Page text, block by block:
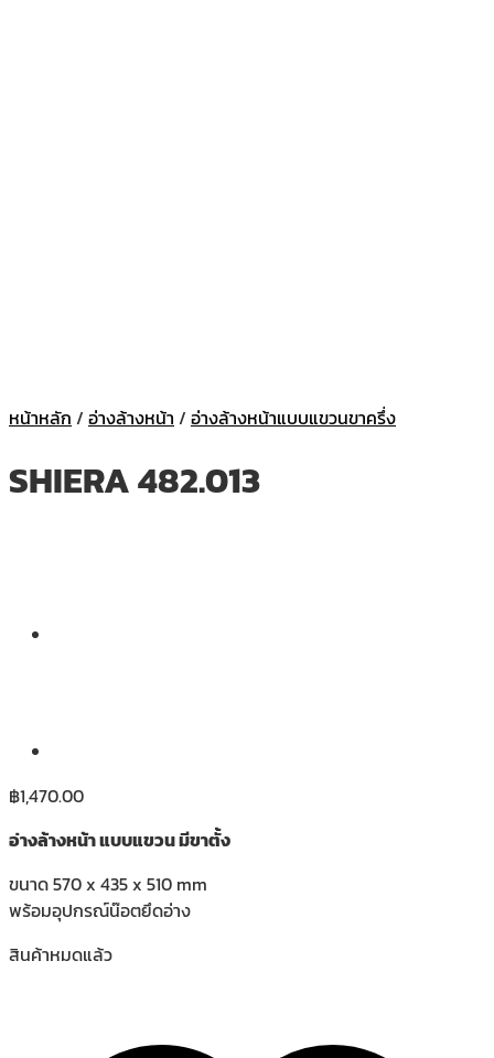
หน้าหลัก / อ่างล้างหน้า / อ่างล้างหน้าแบบแขวนขาครึ่ง
SHIERA 482.013
฿1,470.00
อ่างล้างหน้า แบบแขวน มีขาตั้ง
ขนาด 570 x 435 x 510 mm
พร้อมอุปกรณ์น๊อตยึดอ่าง
สินค้าหมดแล้ว